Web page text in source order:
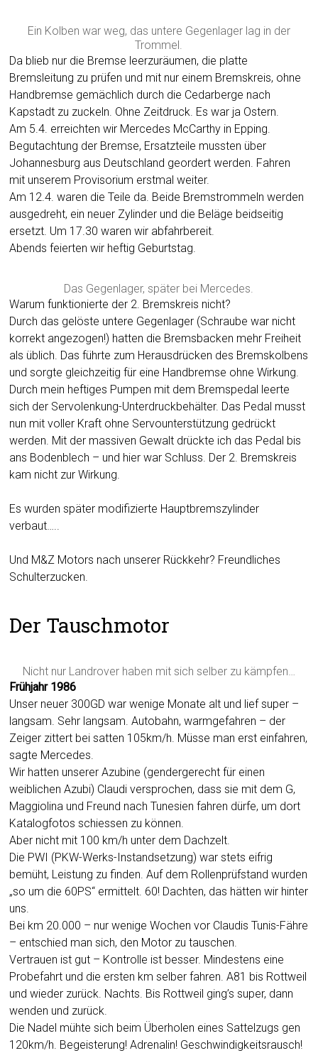
Ein Kolben war weg, das untere Gegenlager lag in der
Trommel.
Da blieb nur die Bremse leerzuräumen, die platte
Bremsleitung zu prüfen und mit nur einem Bremskreis, ohne
Handbremse gemächlich durch die Cedarberge nach
Kapstadt zu zuckeln. Ohne Zeitdruck. Es war ja Ostern.
Am 5.4. erreichten wir Mercedes McCarthy in Epping.
Begutachtung der Bremse, Ersatzteile mussten über
Johannesburg aus Deutschland geordert werden. Fahren
mit unserem Provisorium erstmal weiter.
Am 12.4. waren die Teile da. Beide Bremstrommeln werden
ausgedreht, ein neuer Zylinder und die Beläge beidseitig
ersetzt. Um 17.30 waren wir abfahrbereit.
Abends feierten wir heftig Geburtstag.
Das Gegenlager, später bei Mercedes.
Warum funktionierte der 2. Bremskreis nicht?
Durch das gelöste untere Gegenlager (Schraube war nicht
korrekt angezogen!) hatten die Bremsbacken mehr Freiheit
als üblich. Das führte zum Herausdrücken des Bremskolbens
und sorgte gleichzeitig für eine Handbremse ohne Wirkung.
Durch mein heftiges Pumpen mit dem Bremspedal leerte
sich der Servolenkung-Unterdruckbehälter. Das Pedal musst
nun mit voller Kraft ohne Servounterstützung gedrückt
werden. Mit der massiven Gewalt drückte ich das Pedal bis
ans Bodenblech – und hier war Schluss. Der 2. Bremskreis
kam nicht zur Wirkung.
Es wurden später modifizierte Hauptbremszylinder
verbaut…..
Und M&Z Motors nach unserer Rückkehr? Freundliches
Schulterzucken.
Der Tauschmotor
Nicht nur Landrover haben mit sich selber zu kämpfen…
Frühjahr 1986
Unser neuer 300GD war wenige Monate alt und lief super –
langsam. Sehr langsam. Autobahn, warmgefahren – der
Zeiger zittert bei satten 105km/h. Müsse man erst einfahren,
sagte Mercedes.
Wir hatten unserer Azubine (gendergerecht für einen
weiblichen Azubi) Claudi versprochen, dass sie mit dem G,
Maggiolina und Freund nach Tunesien fahren dürfe, um dort
Katalogfotos schiessen zu können.
Aber nicht mit 100 km/h unter dem Dachzelt.
Die PWI (PKW-Werks-Instandsetzung) war stets eifrig
bemüht, Leistung zu finden. Auf dem Rollenprüfstand wurden
„so um die 60PS“ ermittelt. 60! Dachten, das hätten wir hinter
uns.
Bei km 20.000 – nur wenige Wochen vor Claudis Tunis-Fähre
– entschied man sich, den Motor zu tauschen.
Vertrauen ist gut – Kontrolle ist besser. Mindestens eine
Probefahrt und die ersten km selber fahren. A81 bis Rottweil
und wieder zurück. Nachts. Bis Rottweil ging’s super, dann
wenden und zurück.
Die Nadel mühte sich beim Überholen eines Sattelzugs gen
120km/h. Begeisterung! Adrenalin! Geschwindigkeitsrausch!